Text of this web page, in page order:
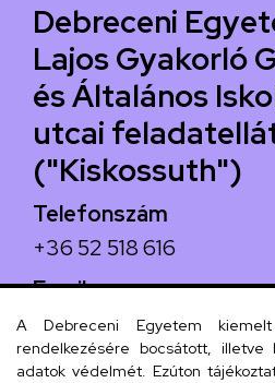
Debreceni
Lajos Gyakorló
és Általános
utcai
("Kiskossuth")
Telefonszám
+36 52 518 616
Email
iskola@kossuth-
Cím
A Debreceni Egyetem
rendelkezésére bocsátott, illetve
adatok védelmét. Ezúton